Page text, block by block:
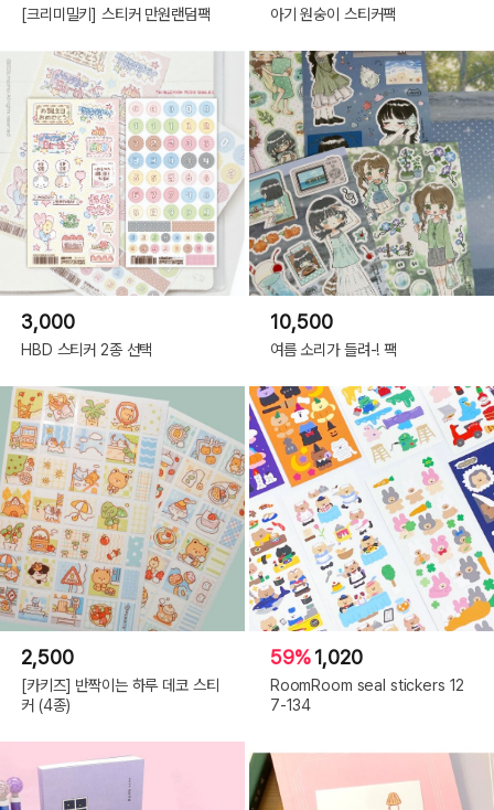
[크리미밀키] 스티커 만원랜덤팩 아기 원숭이 스티커팩
3,000
HBD 스티커 2종 선택
10,500
여름 소리가 들려-! 팩
2,500
[카키즈] 반짝이는 하루 데코 스티
커 (4종)
59%1,020
RoomRoom seal stickers 12
7-134